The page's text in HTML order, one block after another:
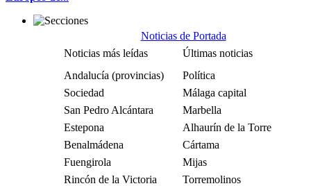
Noticias de Portada
Noticias más leídas
Últimas noticias
Andalucía (provincias)
Política
Sociedad
Málaga capital
San Pedro Alcántara
Marbella
Estepona
Alhaurín de la Torre
Benalmádena
Cártama
Fuengirola
Mijas
Rincón de la Victoria
Torremolinos